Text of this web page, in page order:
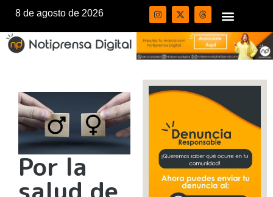
8 de agosto de 2026
Por la